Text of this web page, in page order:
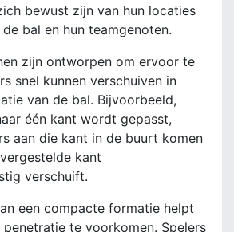
bewust zijn van hun locaties
bal en hun teamgenoten.
zijn ontworpen om ervoor te
snel kunnen verschuiven in
van de bal. Bijvoorbeeld,
één kant wordt gepasst,
aan die kant in de buurt komen
kant
verschuift.
een compacte formatie helpt
te voorkomen. Spelers